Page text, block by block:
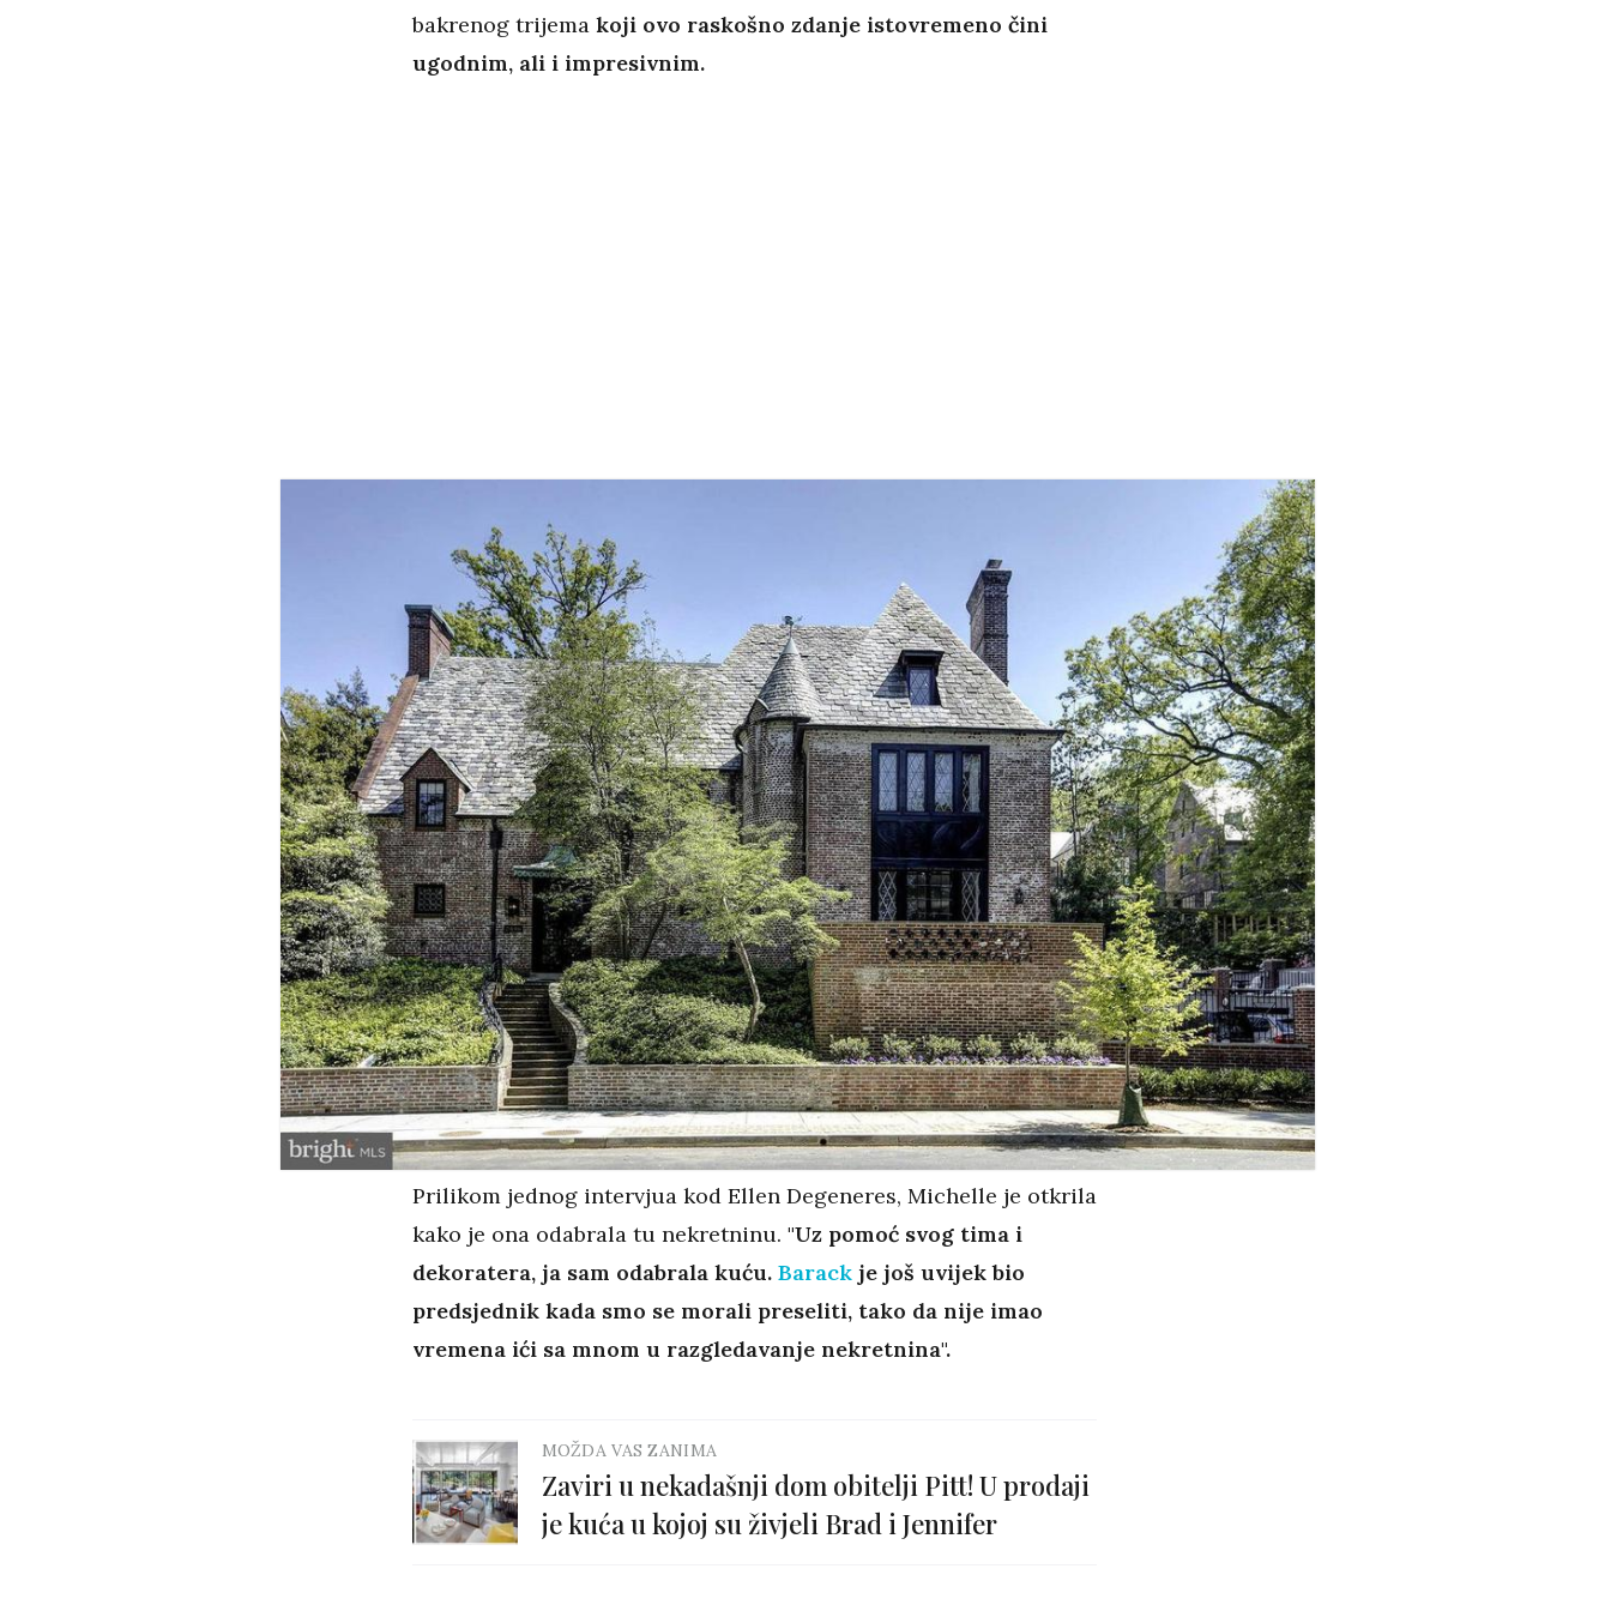
bakrenog trijemakoji ovo raskošno zdanje istovremeno čini
ugodnim, ali i impresivnim.
Prilikom jednog intervjua kod Ellen Degeneres, Michelle je otkrila
kako je ona odabrala tu nekretninu. "Uz pomoć svog tima i
dekoratera, ja sam odabrala kuću. Barackje još uvijek bio
predsjednik kada smo se morali preseliti, tako da nije imao
vremena ići sa mnom u razgledavanje nekretnina".
MOŽDA VAS ZANIMA
Zaviri u nekadašnji dom obitelji Pitt! U prodaji
je kuća u kojoj su živjeli Brad i Jennifer